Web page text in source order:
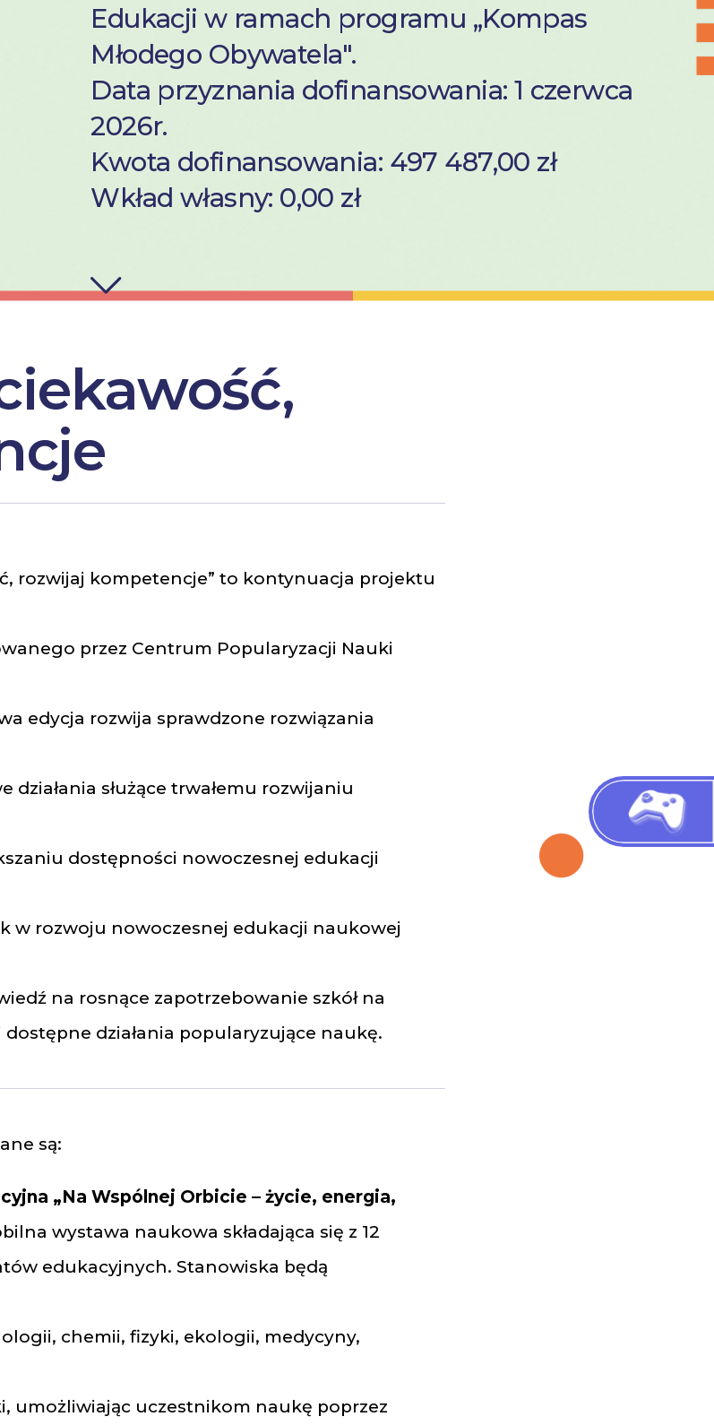
Edukacji w ramach programu „Kompas
Młodego Obywatela".
Data przyznania dofinansowania: 1 czerwca
2026r.
Kwota dofinansowania: 497 487,00 zł
Wkład własny: 0,00 zł
rozwijaj kompetencje” to kontynuacja projektu
przez Centrum Popularyzacji Nauki
edycja rozwija sprawdzone rozwiązania
służące trwałemu rozwijaniu
dostępności nowoczesnej edukacji
w rozwoju nowoczesnej edukacji naukowej
na rosnące zapotrzebowanie szkół na
działania popularyzujące naukę.
są:
„Na Wspólnej Orbicie – życie, energia,
wystawa naukowa składająca się z 12
edukacyjnych. Stanowiska będą
chemii, fizyki, ekologii, medycyny,
umożliwiając uczestnikom naukę poprzez